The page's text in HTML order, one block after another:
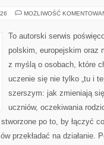
MOŻLIWOŚĆ
To autorski serwis
polskim, europejskim oraz
z myślą o osobach, które
uczenie się nie tylko „tu i
szerszym: jak zmieniają
uczniów, oczekiwania
po to, by łączyć
przekładać na działanie.